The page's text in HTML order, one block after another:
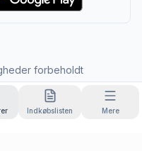
forbeholdt
Indkøbslisten Mere